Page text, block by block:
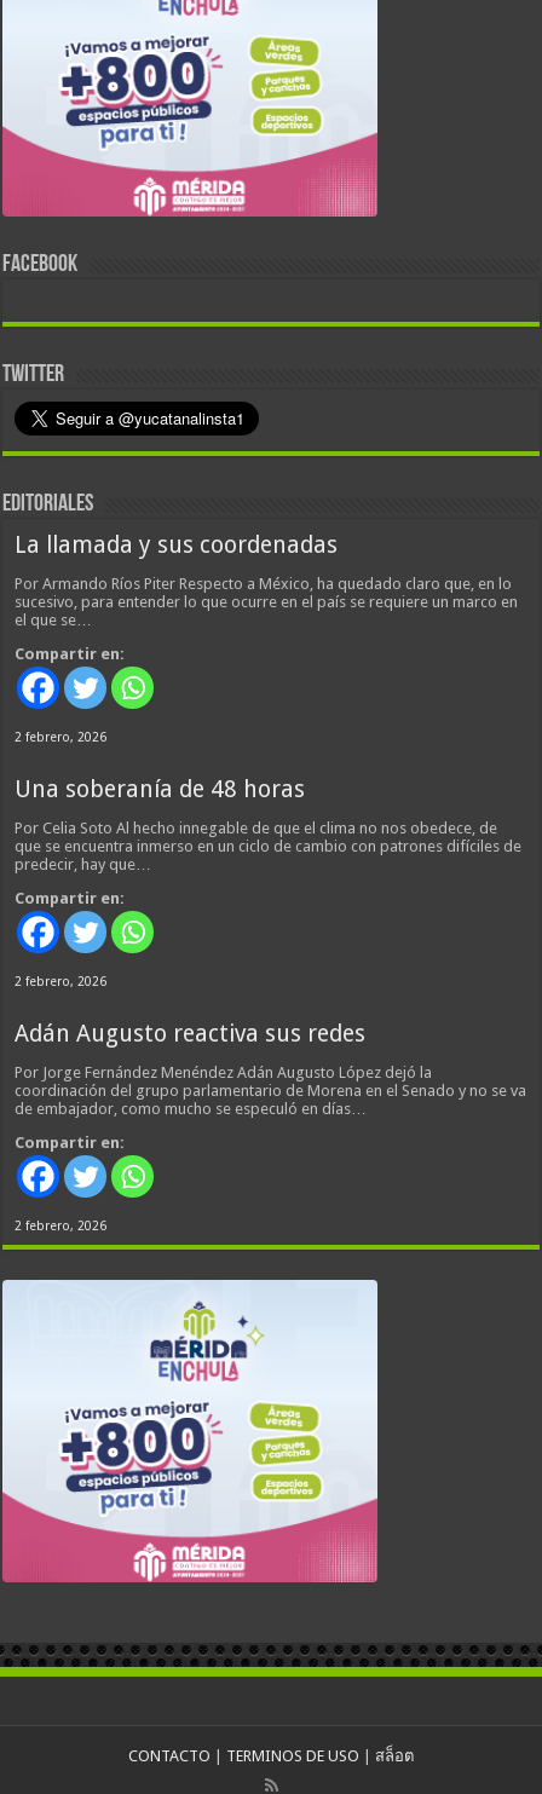
FACEBOOK
TWITTER
EDITORIALES
La llamada y sus coordenadas
Por Armando Ríos Piter Respecto a México, ha quedado claro que, en lo
sucesivo, para entender lo que ocurre en el país se requiere un marco en
el que se…
Compartir en:
2 febrero, 2026
Una soberanía de 48 horas
Por Celia Soto Al hecho innegable de que el clima no nos obedece, de
que se encuentra inmerso en un ciclo de cambio con patrones difíciles de
predecir, hay que…
Compartir en:
2 febrero, 2026
Adán Augusto reactiva sus redes
Por Jorge Fernández Menéndez Adán Augusto López dejó la
coordinación del grupo parlamentario de Morena en el Senado y no se va
de embajador, como mucho se especuló en días…
Compartir en:
2 febrero, 2026
CONTACTO TERMINOS DE USO สล็อต